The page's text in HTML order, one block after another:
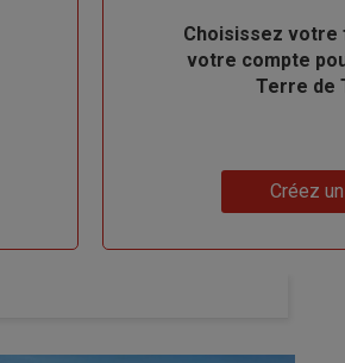
Body
Choisissez
votre compte
Terre de
Créez